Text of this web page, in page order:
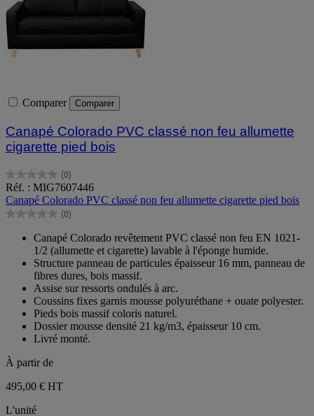
Comparer Comparer
Canapé Colorado PVC classé non feu allumette
cigarette pied bois
(0)
0.0
sur
5
étoiles.
Réf. : MIG7607446
Canapé Colorado PVC classé non feu allumette cigarette pied bois
(0)
0.0
étoiles.
Canapé Colorado revêtement PVC classé non feu EN 1021-
1/2 (allumette et cigarette) lavable à l'éponge humide.
Structure panneau de particules épaisseur 16 mm, panneau de
fibres dures, bois massif.
Assise sur ressorts ondulés à arc.
Coussins fixes garnis mousse polyuréthane + ouate polyester.
Pieds bois massif coloris naturel.
Dossier mousse densité 21 kg/m3, épaisseur 10 cm.
Livré monté.
À partir de
495,00 € HT
L'unité